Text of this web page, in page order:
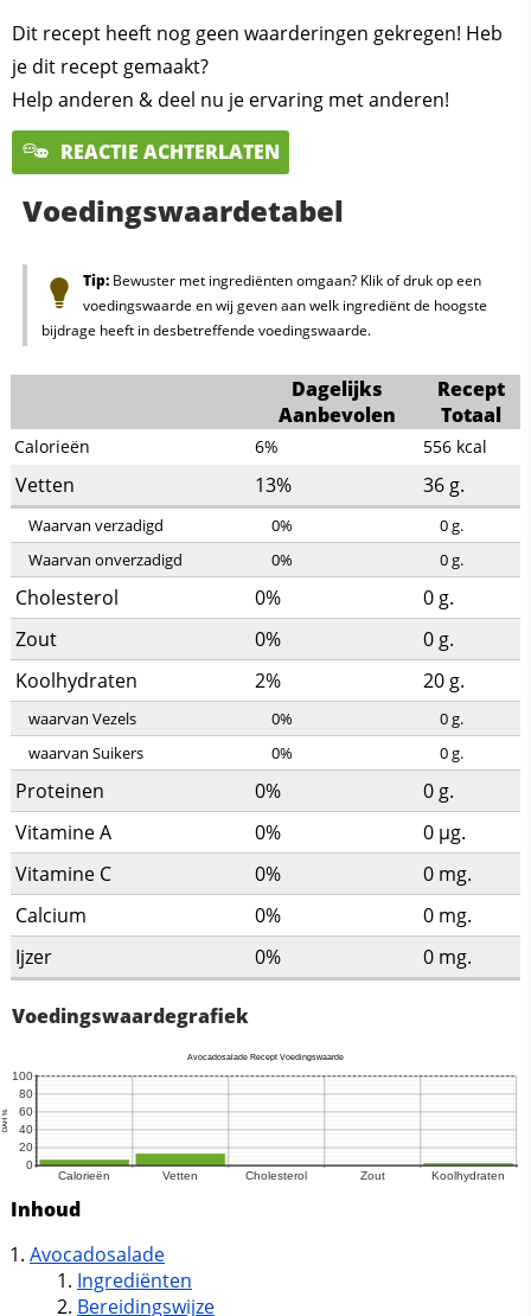
Dit recept heeft nog geen waarderingen gekregen! Heb
je dit recept gemaakt?
Help anderen & deel nu je ervaring met anderen!
REACTIE ACHTERLATEN
Voedingswaardetabel
Tip:Bewuster met ingrediënten omgaan? Klik of druk op een
voedingswaarde en wij geven aan welk ingrediënt de hoogste
bijdrage heeft in desbetreffende voedingswaarde.
Dagelijks
Aanbevolen
Recept
Totaal
Calorieën 6% 556 kcal
Vetten 13% 36 g.
Waarvan verzadigd 0% 0g.
Waarvan onverzadigd
0% 0g.
Cholesterol 0% 0 g.
Zout
0% 0 g.
Koolhydraten
2% 20 g.
waarvan Vezels 0% 0g.
waarvan Suikers
0% 0g.
Proteinen 0% 0 g.
Vitamine A
0% 0 µg.
Vitamine C
0% 0 mg.
Calcium
0% 0 mg.
Ijzer
0% 0 mg.
Voedingswaardegrafiek
Inhoud
Avocadosalade
Ingrediënten
Bereidingswijze